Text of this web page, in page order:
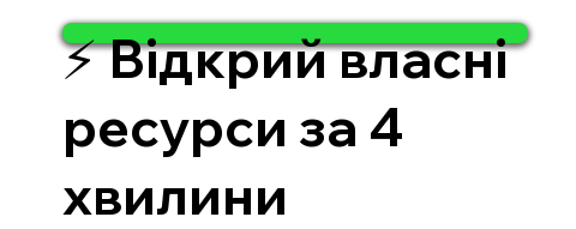
⚡ Відкрий власні
ресурси за 4
хвилини